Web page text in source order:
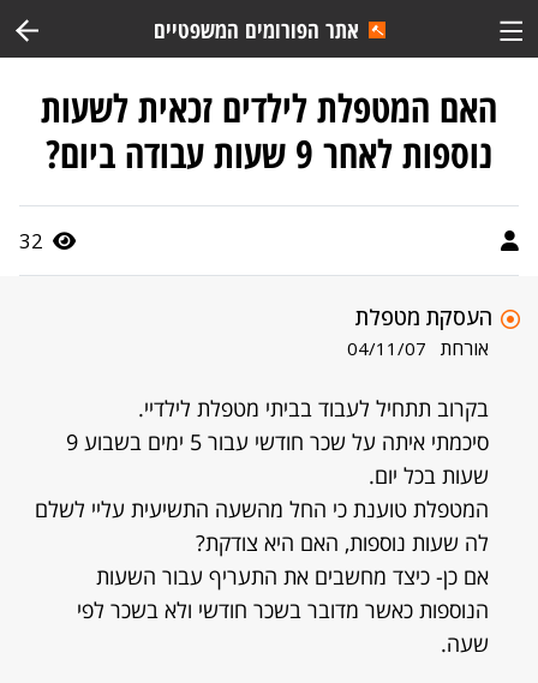
אתר הפורומים המשפטיים
האם המטפלת לילדים זכאית לשעות
נוספות לאחר 9 שעות עבודה ביום?
32
העסקת מטפלת
אורחת 04/11/07
בקרוב תתחיל לעבוד בביתי מטפלת לילדיי.
סיכמתי איתה על שכר חודשי עבור 5 ימים בשבוע 9
שעות בכל יום.
המטפלת טוענת כי החל מהשעה התשיעית עליי לשלם
לה שעות נוספות, האם היא צודקת?
אם כן- כיצד מחשבים את התעריף עבור השעות
הנוספות כאשר מדובר בשכר חודשי ולא בשכר לפי
שעה.